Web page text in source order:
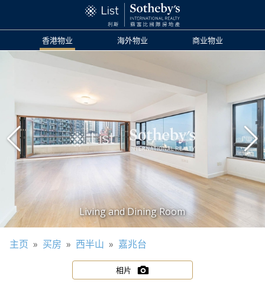
香港物业 海外物业 商业物业
主页 » 买房 » 西半山 » 嘉兆台
相片